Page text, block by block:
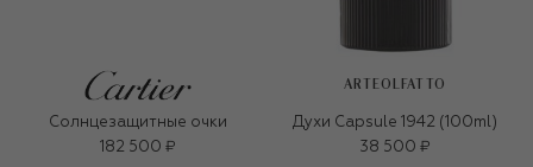
Солнцезащитные очки
182 500 ₽
ARTEOLFATTO
Духи Capsule 1942 (100ml)
38 500 ₽